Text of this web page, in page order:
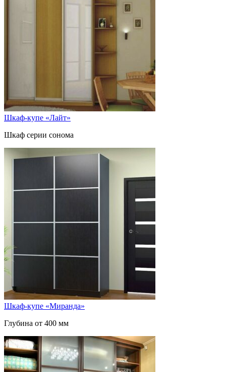
Шкаф-купе «Лайт»
Шкаф серии сонома
Шкаф-купе «Миранда»
Глубина от 400 мм